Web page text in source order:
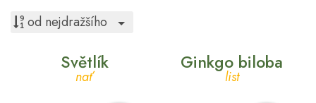
od nejdražšího Toggle Dropdown
Světlík
nať
Ginkgo biloba
list